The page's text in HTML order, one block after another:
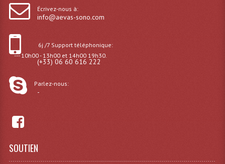
Système De Conférence
Écrivez-nous à:
info@aevas-sono.com
6j /7 Support téléphonique:
--- 10h00 - 13h00 et 14h00 19h30.
(+33) 06 60 616 222
Parlez-nous:
-
SOUTIEN